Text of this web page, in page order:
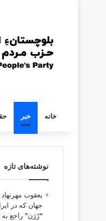
خانه خبر
نوشته‌های تازه
یعقوب
جهان که در
“رُژن” راجع به